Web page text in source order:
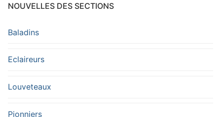
NOUVELLES DES SECTIONS
Baladins
Eclaireurs
Louveteaux
Pionniers